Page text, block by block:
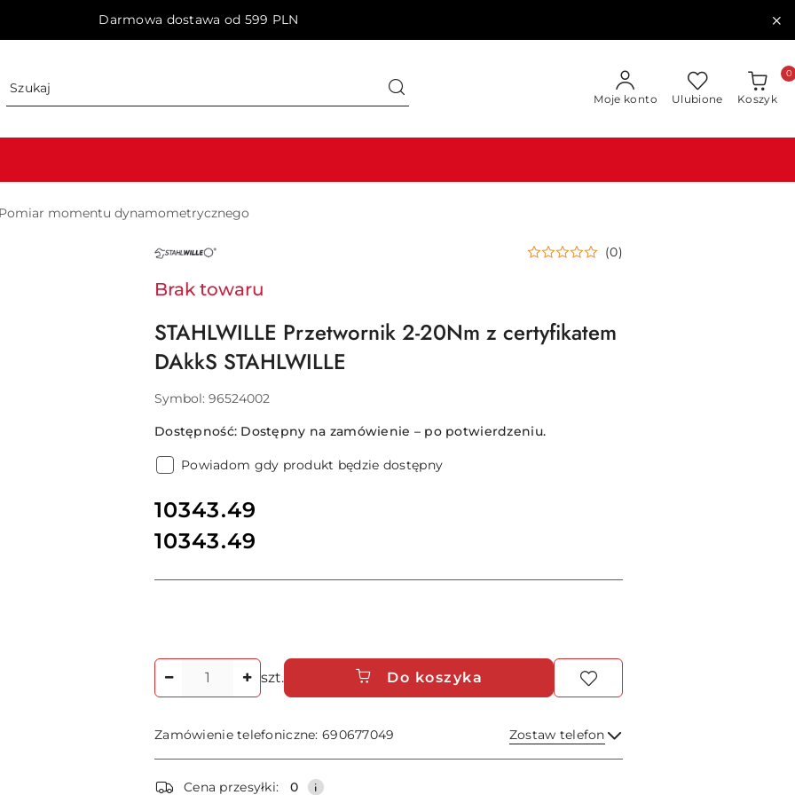
Darmowa dostawa od 599 PLN
Moje konto Ulubione Koszyk
0
Pomiar momentu dynamometrycznego
NAZWA
PRODUCENTA: (0)
Brak towaru
STAHLWILLE Przetwornik 2-20Nm z certyfikatem
DAkkS STAHLWILLE
Symbol: 96524002
Dostępność: Dostępny na zamówienie – po potwierdzeniu.
Powiadom gdy produkt będzie dostępny
cena:
10343.49
Cena:
10343.49
Ilość
szt. Do koszyka
Zamówienie telefoniczne: 690677049 Zostaw telefon
Wyślij
Dostępność
Cena przesyłki: 0